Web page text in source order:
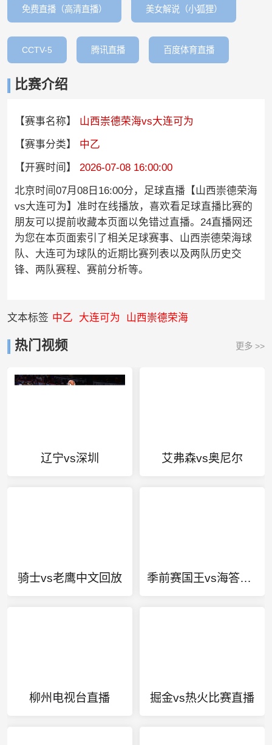
免费直播（高清直播） 美女解说（小狐狸）
CCTV-5 腾讯直播 百度体育直播
比赛介绍
【赛事名称】
山西崇德荣海vs大连可为
【赛事分类】
中乙
【开赛时间】
2026-07-08 16:00:00
北京时间07月08日16:00分，足球直播【山西崇德荣海
vs大连可为】准时在线播放，喜欢看足球直播比赛的
朋友可以提前收藏本页面以免错过直播。24直播网还
为您在本页面索引了相关足球赛事、山西崇德荣海球
队、大连可为球队的近期比赛列表以及两队历史交
锋、两队赛程、赛前分析等。
文本标签 中乙 大连可为 山西崇德荣海
热门视频 更多 >>
辽宁vs深圳 艾弗森vs奥尼尔
骑士vs老鹰中文回放 季前赛国王vs海答马卡比
柳州电视台直播 掘金vs热火比赛直播